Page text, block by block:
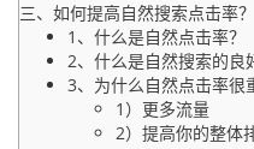
三、如何提高自然搜索点击率？
1、什么是自然点击率？
2、什么是自然搜索的良
3、为什么自然点击率很
1）更多流量
2）提高你的整体